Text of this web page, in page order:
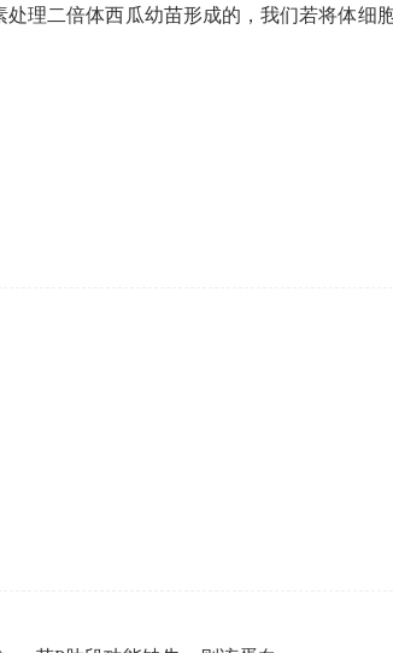
理二倍体西瓜幼苗形成的，我们若将体细